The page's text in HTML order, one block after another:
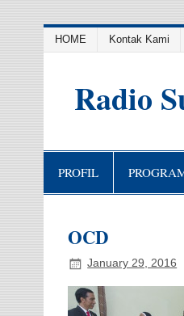
HOME Kontak Kami
Radio
PROFIL
OCD
January 29, 2016